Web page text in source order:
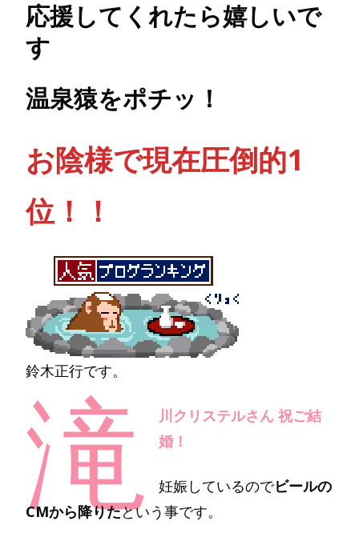
応援してくれたら嬉しいで
す
温泉猿をポチッ！
お陰様で現在圧倒的1
位！！
鈴木正行です。
滝
川クリステルさん 祝ご結
婚！
妊娠しているのでビールの
CMから降りたという事です。